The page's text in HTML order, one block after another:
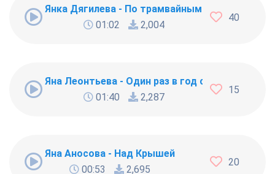
Янка Дягилева - По трамвайным рельсам
01:02
2,004
40
Яна Леонтьева - Один раз в год сады цветут
01:40
2,287
15
Яна Аносова - Над Крышей
00:53
2,695
20